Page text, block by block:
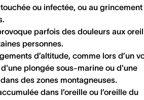
ou infectée, ou au grincement
parfois des douleurs aux
personnes.
d’altitude, comme lors d’un
d'une plongée sous-marine ou d'une
des zones montagneuses.
dans l’oreille ou l’oreille du